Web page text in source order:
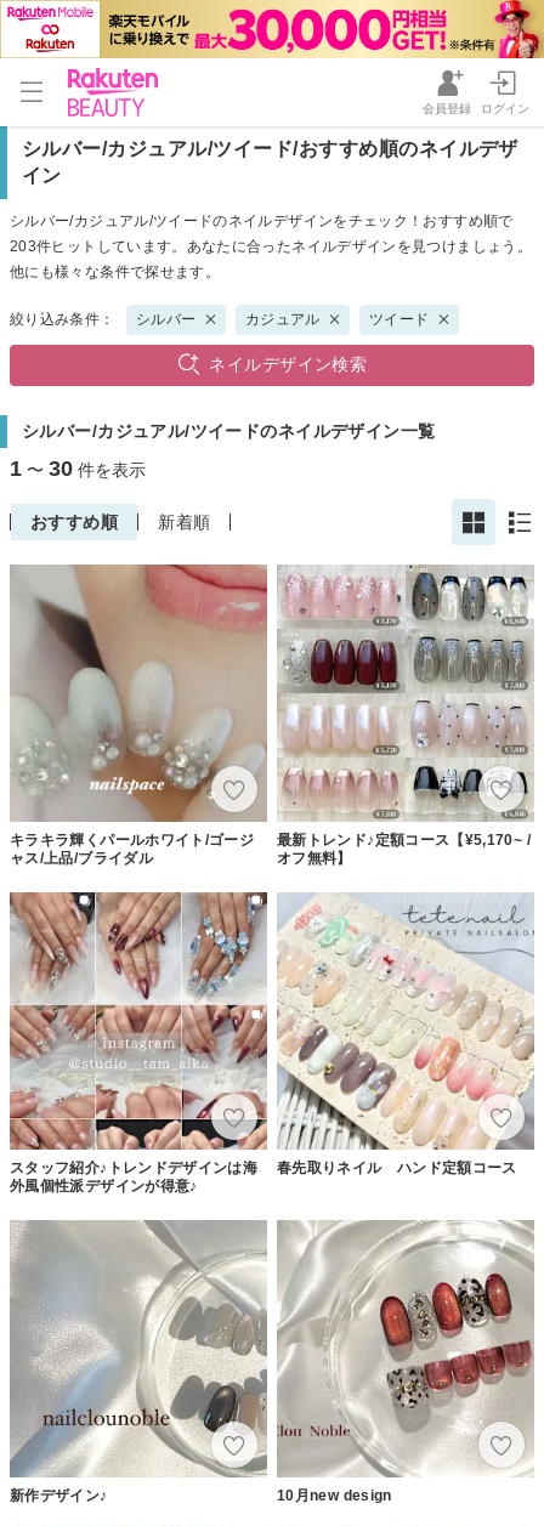
会員登録 ログイン
シルバー/カジュアル/ツイード/おすすめ順のネイルデザ
イン
シルバー/カジュアル/ツイードのネイルデザインをチェック！おすすめ順で
203件ヒットしています。あなたに合ったネイルデザインを見つけましょう。
他にも様々な条件で探せます。
絞り込み条件： シルバー カジュアル ツイード
ネイルデザイン検索
シルバー/カジュアル/ツイードのネイルデザイン一覧
1 〜 30 件を表示
おすすめ順 新着順
キラキラ輝くパールホワイト/ゴージ
ャス/上品/ブライダル
最新トレンド♪定額コース【¥5,170~ /
オフ無料】
スタッフ紹介♪トレンドデザインは海
外風個性派デザインが得意♪
春先取りネイル ハンド定額コース
新作デザイン♪ 10月new design